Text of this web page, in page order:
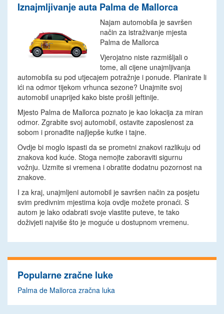
Iznajmljivanje auta Palma de Mallorca
Najam automobila je savršen
način za istraživanje mjesta
Palma de Mallorca
Vjerojatno niste razmišljali o
tome, ali cijene unajmljivanja
automobila su pod utjecajem potražnje i ponude. Planirate li
ići na odmor tijekom vrhunca sezone? Unajmite svoj
automobil unaprijed kako biste prošli jeftinije.
Mjesto Palma de Mallorca poznato je kao lokacija za miran
odmor. Zgrabite svoj automobil, ostavite zaposlenost za
sobom i pronađite najljepše kutke i tajne.
Ovdje bi moglo ispasti da se prometni znakovi razlikuju od
znakova kod kuće. Stoga nemojte zaboraviti sigurnu
vožnju. Uzmite si vremena i obratite dodatnu pozornost na
znakove.
I za kraj, unajmljeni automobil je savršen način za posjetu
svim predivnim mjestima koja ovdje možete pronaći. S
autom je lako odabrati svoje vlastite puteve, te tako
doživjeti najviše što je moguće u dostupnom vremenu.
Popularne zračne luke
Palma de Mallorca zračna luka